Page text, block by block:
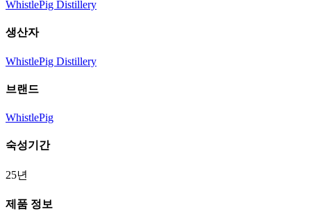
WhistlePig Distillery
생산자
WhistlePig Distillery
브랜드
WhistlePig
숙성기간
25년
제품 정보